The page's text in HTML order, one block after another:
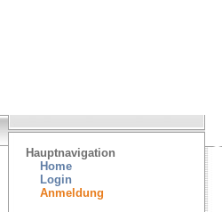
Hauptnavigation
Home
Login
Anmeldung